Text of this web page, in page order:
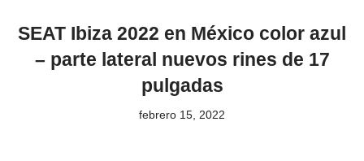
SEAT Ibiza 2022 en México color azul
– parte lateral nuevos rines de 17
pulgadas
febrero 15, 2022